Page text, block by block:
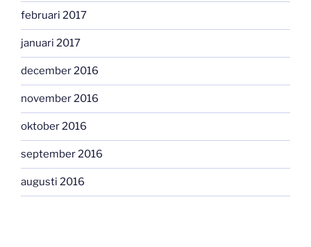
februari 2017
januari 2017
december 2016
november 2016
oktober 2016
september 2016
augusti 2016